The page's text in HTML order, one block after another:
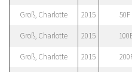
Groß, Charlotte 2015 50F
Groß, Charlotte 2015
Groß, Charlotte 2015